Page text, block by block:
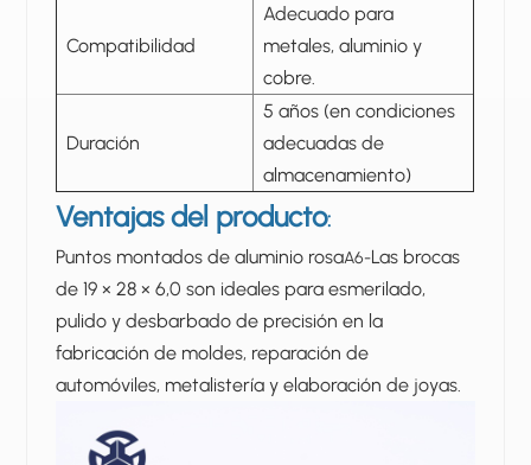
Compatibilidad
Adecuado para
metales, aluminio y
cobre.
Duración
5 años (en condiciones
adecuadas de
almacenamiento)
Ventajas del producto:
Puntos montados de aluminio rosaA6-Las brocas
de 19 × 28 × 6,0 son ideales para esmerilado,
pulido y desbarbado de precisión en la
fabricación de moldes, reparación de
automóviles, metalistería y elaboración de joyas.